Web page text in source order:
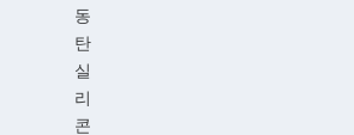
동
탄
실
리
콘